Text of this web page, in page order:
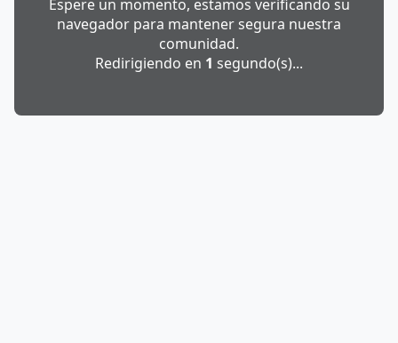
Espere un momento, estamos verificando su
navegador para mantener segura nuestra
comunidad.
Redirigiendo en 1 segundo(s)...